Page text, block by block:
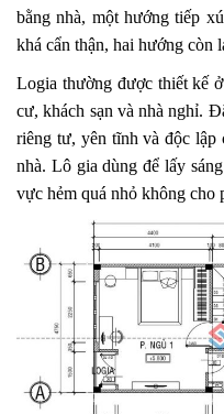
bằng nhà, một hướng tiếp
khá cẩn thận, hai hướng còn
Logia thường được thiết kế
cư, khách sạn và nhà nghỉ.
riêng tư, yên tĩnh và độc lập
nhà. Lô gia dùng để lấy
vực hẻm quá nhỏ không cho